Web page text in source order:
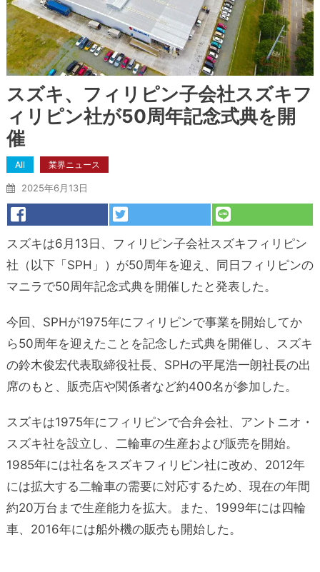
スズキ、フィリピン子会社スズキフ
ィリピン社が50周年記念式典を開
催
All 業界ニュース
2025年6月13日
スズキは6月13日、フィリピン子会社スズキフィリピン
社（以下「SPH」）が50周年を迎え、同日フィリピンの
マニラで50周年記念式典を開催したと発表した。
今回、SPHが1975年にフィリピンで事業を開始してか
ら50周年を迎えたことを記念した式典を開催し、スズキ
の鈴木俊宏代表取締役社長、SPHの平尾浩一朗社長の出
席のもと、販売店や関係者など約400名が参加した。
スズキは1975年にフィリピンで合弁会社、アントニオ・
スズキ社を設立し、二輪車の生産および販売を開始。
1985年には社名をスズキフィリピン社に改め、2012年
には拡大する二輪車の需要に対応するため、現在の年間
約20万台まで生産能力を拡大。また、1999年には四輪
車、2016年には船外機の販売も開始した。